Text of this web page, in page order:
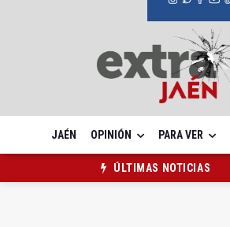
JAÉN OPINIÓN PARA VER
ÚLTIMAS NOTICIAS